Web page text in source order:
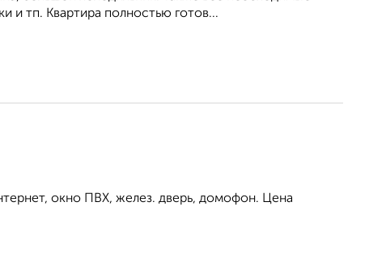
и тп. Квартира полностью готов...
окно ПВХ, желез. дверь, домофон. Цена